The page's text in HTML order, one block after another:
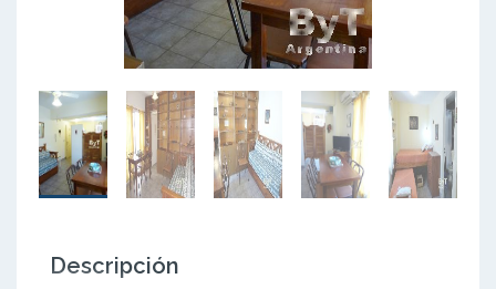
Descripción